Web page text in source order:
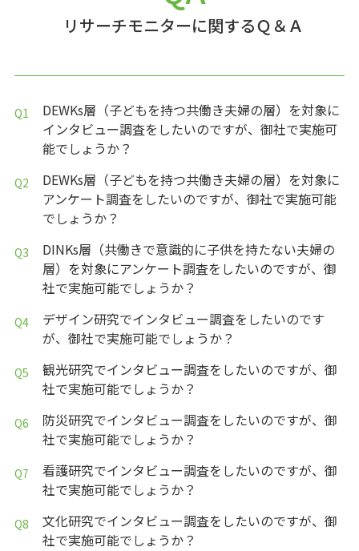
リサーチモニターに関するＱ＆Ａ
DEWKs層（子どもを持つ共働き夫婦の層）を対象に
インタビュー調査をしたいのですが、御社で実施可
能でしょうか？
DEWKs層（子どもを持つ共働き夫婦の層）を対象に
アンケート調査をしたいのですが、御社で実施可能
でしょうか？
DINKs層（共働きで意識的に子供を持たない夫婦の
層）を対象にアンケート調査をしたいのですが、御
社で実施可能でしょうか？
デザイン研究でインタビュー調査をしたいのです
が、御社で実施可能でしょうか？
観光研究でインタビュー調査をしたいのですが、御
社で実施可能でしょうか？
防災研究でインタビュー調査をしたいのですが、御
社で実施可能でしょうか？
看護研究でインタビュー調査をしたいのですが、御
社で実施可能でしょうか？
文化研究でインタビュー調査をしたいのですが、御
社で実施可能でしょうか？